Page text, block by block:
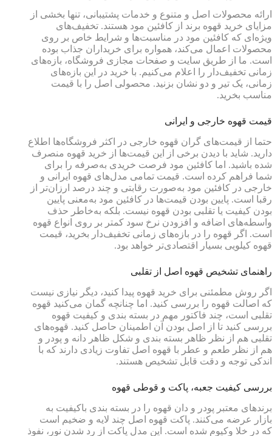
ارائه محصولات اصل و متنوع و خدمات پشتیبانی، تنها بخشی از
مزایای خرید قهوه برند از کافئین مود هستند. تخفیف‌های
ویژه‌ای که کافئین مود در مناسبت‌ها و شرایط خاص بر روی
محصولات اعمال می‌کند، همواره برای خریداران جذاب بوده
است. ما از طریق سایت و صفحات مجازی فروشگاه، بازه‌های
زمانی تخفیف‌دار را اعلام می‌کنیم. با خرید در این بازه‌های
زمانی، یک تیر و دو نشان بزنید. محصولی اصل را با قیمت
مناسب بخرید.
قیمت قهوه خارجی و ایرانی
حتما از قیمت‌های گران قهوه خارجی در اکثر فروشگاه‌ها اطلاع
دارید. شاید با دیدن برخی از این قیمت‌ها از خرید قهوه منصرف
شده باشید. اما کافئین مود فرصت خریدی به‌صرفه را برای
شما فراهم کرده است. قیمت تمامی مدل‌های قهوه ایرانی و
خارجی در کافئین مود به‌صورت رقابتی و چند درصد ارزان‌تر از
رقبا است. پایین بودن قیمت‌ها در کافئین مود به‌معنی پایین
بودن کیفیت یا تقلبی بودن قهوه نیست. بلکه به‌خاطر حذف
واسطه‌های اضافه و افزودن نرخ سود کمتر بر روی انواع قهوه
است. اگر قهوه را در بازه‌های زمانی تخفیف‌دار بخرید، قیمت
قهوه کیلویی بسیار اقتصادی‌تر خواهد بود.
راهنمای تشخیص قهوه اصل از تقلبی
اگر روش مطمئنی برای خرید قهوه پیدا کنید، دیگر نیازی نیست
که اصالت قهوه را بررسی کنید. اما چنانچه گمان می‌کنید قهوه
تقلبی است، چند فاکتور مهم در بسته بندی و کیفیت قهوه
بررسی کنید تا از اصل بودن آن اطمینان حاصل کنید. قهوه‌های
تقلبی هم از نظر ظاهر بسته بندی و شکل ظاهر دانه و پودر و
هم از نظر طعم و عطر با قهوه اصل تفاوت زیادی دارند که با
اندکی توجه و دقت قابل تشخیص هستند.
بررسی کیفیت جعبه، پاکت و قوطی قهوه
برندهای معتبر پودر و دان قهوه را در بسته بندی باکیفیت به
بازار عرضه می‌کنند. پاکت قهوه اصل چند لایه و ضخیم است
که در خلا وکیوم شده است. این مدل پاکت از رد شدن نور، نفوذ